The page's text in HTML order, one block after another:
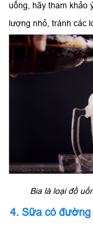
uống, hãy tham khảo
lượng nhỏ, tránh các
Bia là loại đồ
4. Sữa có đường